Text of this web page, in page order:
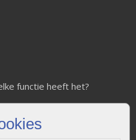
functie heeft het?